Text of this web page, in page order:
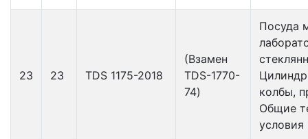
23 23 TDS 1175-2018
(Взамен
TDS-1770-
74)
Посуда
колбы,
Общие
условия